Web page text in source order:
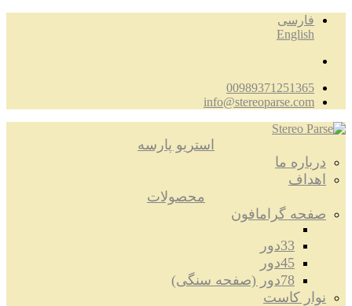
فارسی
English
00989371251365
info@stereoparse.com
استریو پارسه
درباره ما
اهداف
محصولات
صفحه گرامافون
33دور
45دور
78دور (صفحه سنگی)
نوار کاست